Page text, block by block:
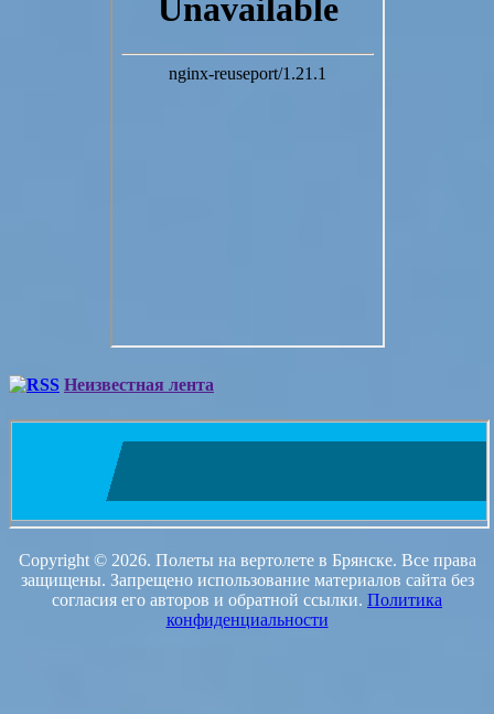
Неизвестная лента
Copyright © 2026. Полеты на вертолете в Брянске. Все права
защищены. Запрещено использование материалов сайта без
согласия его авторов и обратной ссылки. Политика
конфиденциальности